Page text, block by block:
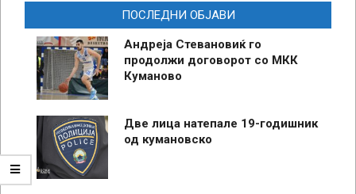
ПОСЛЕДНИ ОБЈАВИ
Андреја Стевановиќ го
продолжи договорот со МКК
Куманово
Две лица натепале 19-годишник
од кумановско